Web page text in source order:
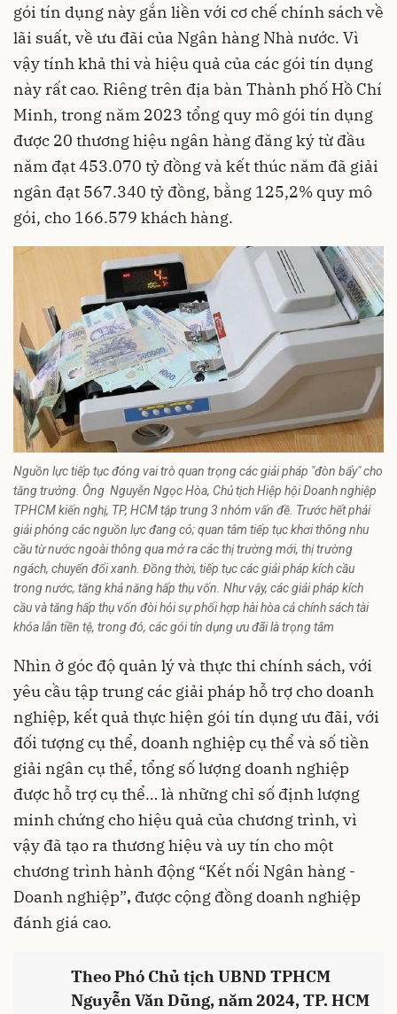
gói tín dụng này gắn liền với cơ chế chính sách về
lãi suất, về ưu đãi của Ngân hàng Nhà nước. Vì
vậy tính khả thi và hiệu quả của các gói tín dụng
này rất cao. Riêng trên địa bàn Thành phố Hồ Chí
Minh, trong năm 2023 tổng quy mô gói tín dụng
được 20 thương hiệu ngân hàng đăng ký từ đầu
năm đạt 453.070 tỷ đồng và kết thúc năm đã giải
ngân đạt 567.340 tỷ đồng, bằng 125,2% quy mô
gói, cho 166.579 khách hàng.
Nguồn lực tiếp tục đóng vai trò quan trọng các giải pháp "đòn bẩy" cho
tăng trưởng. Ông Nguyễn Ngọc Hòa, Chủ tịch Hiệp hội Doanh nghiệp
TPHCM kiến nghị, TP, HCM tập trung 3 nhóm vấn đề. Trước hết phải
giải phóng các nguồn lực đang có; quan tâm tiếp tục khơi thông nhu
cầu từ nước ngoài thông qua mở ra các thị trường mới, thị trường
ngách, chuyển đổi xanh. Đồng thời, tiếp tục các giải pháp kích cầu
trong nước, tăng khả năng hấp thụ vốn. Như vậy, các giải pháp kích
cầu và tăng hấp thụ vốn đòi hỏi sự phối hợp hài hòa cả chính sách tài
khóa lẫn tiền tệ, trong đó, các gói tín dụng ưu đãi là trọng tâm
Nhìn ở góc độ quản lý và thực thi chính sách, với
yêu cầu tập trung các giải pháp hỗ trợ cho doanh
nghiệp, kết quả thực hiện gói tín dụng ưu đãi, với
đối tượng cụ thể, doanh nghiệp cụ thể và số tiền
giải ngân cụ thể, tổng số lượng doanh nghiệp
được hỗ trợ cụ thể… là những chỉ số định lượng
minh chứng cho hiệu quả của chương trình, vì
vậy đã tạo ra thương hiệu và uy tín cho một
chương trình hành động “Kết nối Ngân hàng -
Doanh nghiệp”, được cộng đồng doanh nghiệp
đánh giá cao.
Theo Phó Chủ tịch UBND TPHCM
Nguyễn Văn Dũng, năm 2024, TP. HCM